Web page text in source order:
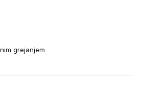
grejanjem